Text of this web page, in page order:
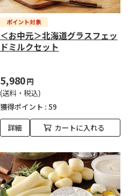
＜お中元＞北海道グラスフェッ
ドミルクセット
5,980円
(送料・税込)
獲得ポイント : 59
詳細 カートに入れる